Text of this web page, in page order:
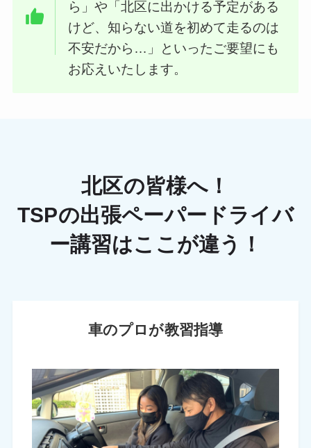
ら」や「北区に出かける予定がある
けど、知らない道を初めて走るのは
不安だから…」といったご要望にも
お応えいたします。
北区の皆様へ！
TSPの出張ペーパードライバ
ー講習はここが違う！
車のプロが教習指導